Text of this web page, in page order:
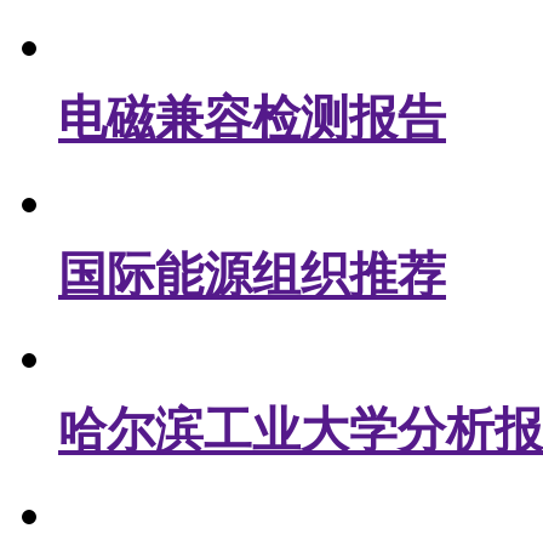
电磁兼容检测报告
国际能源组织推荐
哈尔滨工业大学分析报